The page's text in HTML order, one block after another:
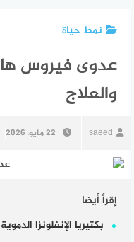
نمط حياة
عدوى فيروس
والعلاج
saeed 22 مايو، 2026
إقرأ أيضا
بكتيريا الإنفلونزا